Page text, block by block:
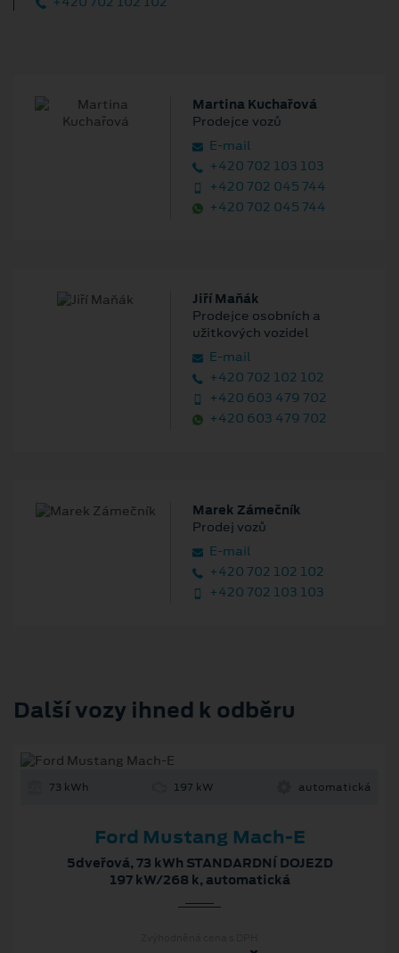
Martina Kuchařová
Prodejce vozů
E‑mail
+420 702 103 103
+420 702 045 744
+420 702 045 744
Jiří Maňák
Prodejce osobních a
užitkových vozidel
E‑mail
+420 702 102 102
+420 603 479 702
+420 603 479 702
Marek Zámečník
Prodej vozů
E‑mail
+420 702 102 102
+420 702 103 103
Další vozy ihned k odběru
73 kWh 197 kW automatická
Ford Mustang Mach-E
5dveřová, 73 kWh STANDARDNÍ DOJEZD
197 kW/268 k, automatická